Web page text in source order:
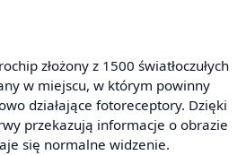
złożony z 1500 światłoczułych
w miejscu, w którym powinny
działające fotoreceptory. Dzięki
przekazują informacje o obrazie
się normalne widzenie.